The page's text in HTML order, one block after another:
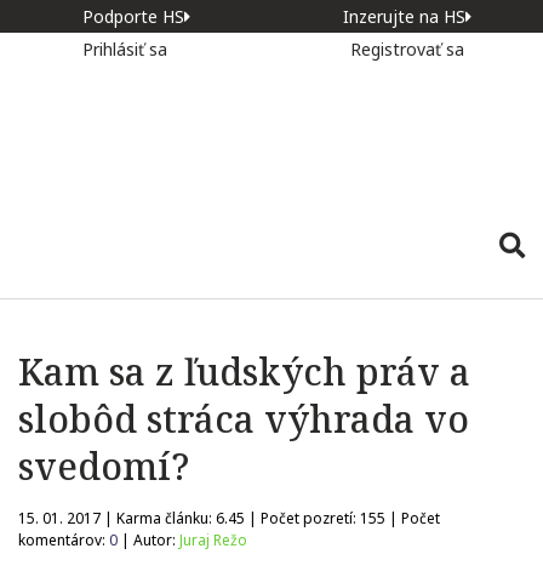
Podporte HS
Inzerujte na HS
Prihlásiť sa
Registrovať sa
Kam sa z ľudských práv a
slobôd stráca výhrada vo
svedomí?
15. 01. 2017 | Karma článku: 6.45 | Počet pozretí: 155 | Počet
komentárov: 0 | Autor: Juraj Režo